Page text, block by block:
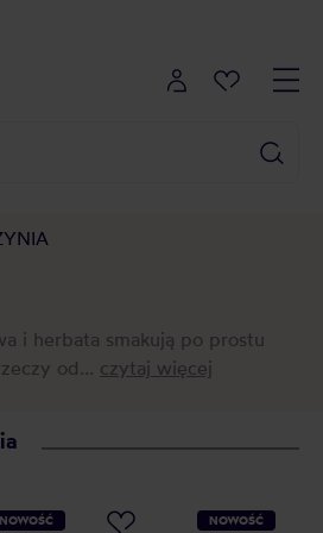
i herbata smakują po prostu
od... czytaj więcej
NOWOŚĆ NOWOŚĆ